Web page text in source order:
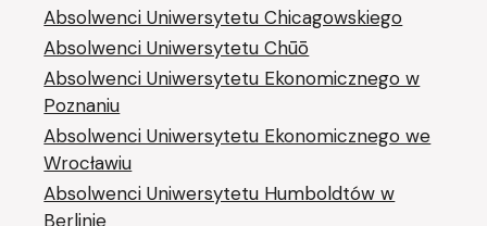
Absolwenci Uniwersytetu Chicagowskiego
Absolwenci Uniwersytetu Chūō
Absolwenci Uniwersytetu Ekonomicznego w
Poznaniu
Absolwenci Uniwersytetu Ekonomicznego we
Wrocławiu
Absolwenci Uniwersytetu Humboldtów w
Berlinie